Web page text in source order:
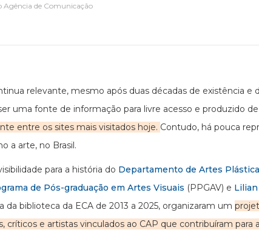
Agência de Comunicação
relevante, mesmo após duas décadas de existência
uma fonte de informação para livre acesso e produzido
entre os sites mais visitados hoje. Contudo, há pouca
a arte, no Brasil.
para a história do Departamento de Artes
de Pós-graduação em Artes Visuais (PPGAV) e
da biblioteca da ECA de 2013 a 2025, organizaram um
e artistas vinculados ao CAP que contribuíram